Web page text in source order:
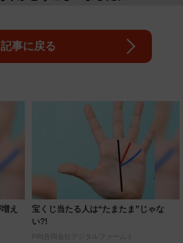
記事に戻る
え
宝くじ当たる人は“たまたま”じゃな
い?!
PR(合同会社デジタルファーム )